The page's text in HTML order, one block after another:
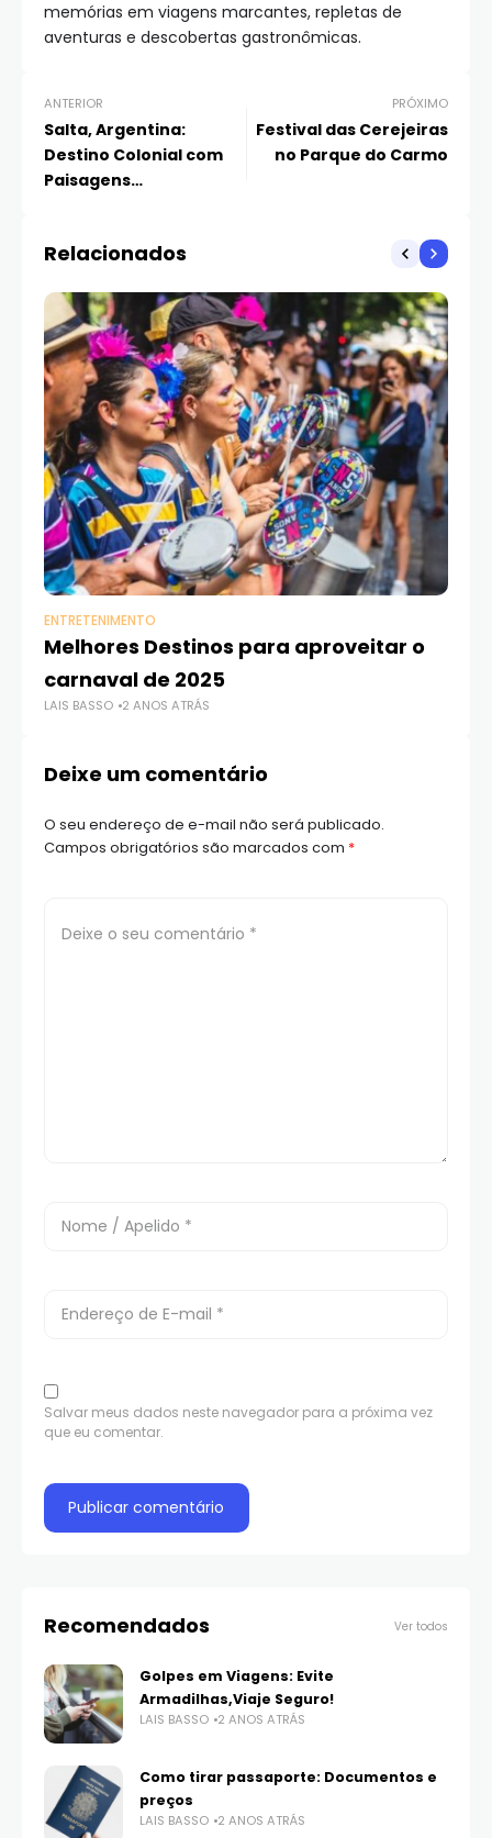
memórias em viagens marcantes, repletas de
aventuras e descobertas gastronômicas.
ANTERIOR
Salta, Argentina:
Destino Colonial com
Paisagens
PRÓXIMO
Festival das Cerejeiras
no Parque do Carmo
Relacionados
ENTRETENIMENTO
Melhores Destinos para aproveitar o
carnaval de 2025
LAIS BASSO 2 ANOS ATRÁS
Deixe um comentário
O seu endereço de e-mail não será publicado.
Campos obrigatórios são marcados com *
Salvar meus dados neste navegador para a próxima vez
que eu comentar.
Recomendados Ver todos
Golpes em Viagens: Evite
Armadilhas,Viaje Seguro!
LAIS BASSO 2 ANOS ATRÁS
Como tirar passaporte: Documentos e
preços
LAIS BASSO 2 ANOS ATRÁS